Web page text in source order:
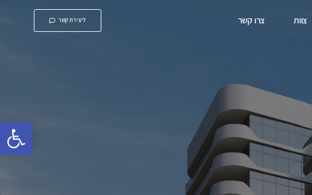
צוות צרו קשר ליצירת קשר